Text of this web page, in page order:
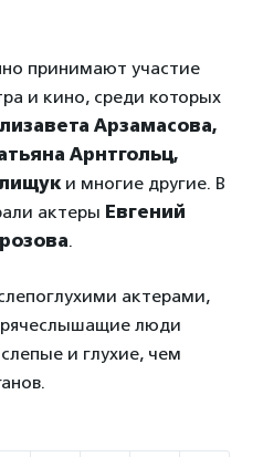
принимают участие
и кино, среди которых
Арзамасова,
Арнтгольц,
и многие другие. В
актеры Евгений
.
актерами,
люди
и глухие, чем